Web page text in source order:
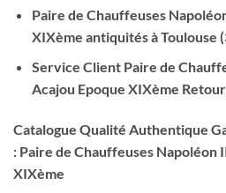
Paire de Chauffeuses
XIXème antiquités à Toulouse
Service Client Paire de
Acajou Epoque XIXème
Catalogue Qualité Authentique
: Paire de Chauffeuses Napoléon
XIXème